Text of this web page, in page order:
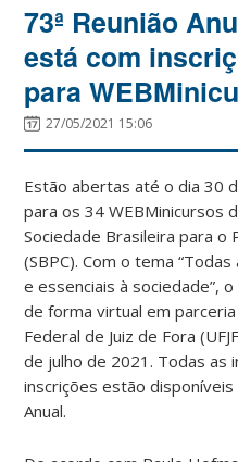
73ª Reunião
está com
para
27/05/2021 15:06
Estão abertas até o dia 30
para os 34 WEBMinicursos
Sociedade Brasileira para o
(SBPC). Com o tema
e essenciais à sociedade”,
de forma virtual em
Federal de Juiz de Fora
de julho de 2021. Todas as
inscrições estão
Anual.